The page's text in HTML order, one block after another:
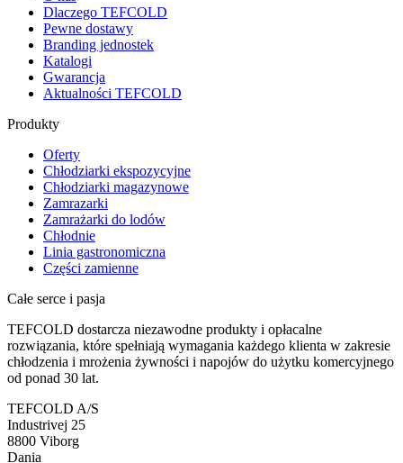
Dlaczego TEFCOLD
Pewne dostawy
Branding jednostek
Katalogi
Gwarancja
Aktualności TEFCOLD
Produkty
Oferty
Chłodziarki ekspozycyjne
Chłodziarki magazynowe
Zamrazarki
Zamrażarki do lodów
Chłodnie
Linia gastronomiczna
Części zamienne
Całe serce i pasja
TEFCOLD dostarcza niezawodne produkty i opłacalne
rozwiązania, które spełniają wymagania każdego klienta w zakresie
chłodzenia i mrożenia żywności i napojów do użytku komercyjnego
od ponad 30 lat.
TEFCOLD A/S
Industrivej 25
8800 Viborg
Dania